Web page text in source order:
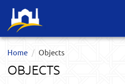
Home Objects
OBJECTS